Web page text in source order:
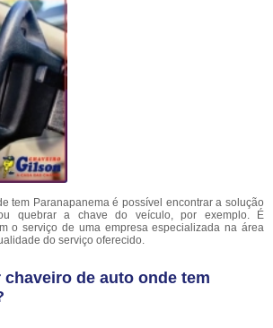
tem Paranapanema é possível encontrar a solução
quebrar a chave do veículo, por exemplo. É
o serviço de uma empresa especializada na área
do serviço oferecido.
de auto onde tem